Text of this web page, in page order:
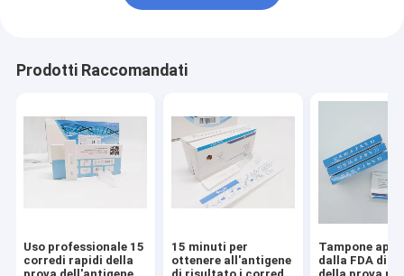
Prodotti Raccomandati
Uso professionale 15
corredi rapidi della
15 minuti per
ottenere all'antigene
Tampone
dalla FDA di